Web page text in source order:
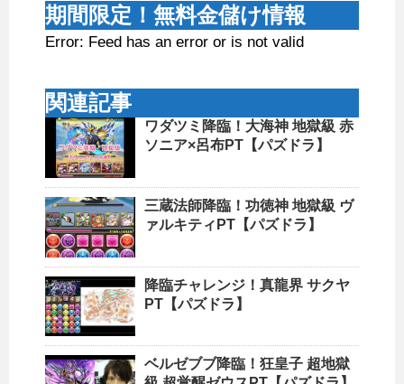
期間限定！無料金儲け情報
Error: Feed has an error or is not valid
関連記事
ワダツミ降臨！大海神 地獄級 赤
ソニア×呂布PT【パズドラ】
三蔵法師降臨！功徳神 地獄級 ヴ
ァルキティPT【パズドラ】
降臨チャレンジ！真龍界 サクヤ
PT【パズドラ】
ベルゼブブ降臨！狂皇子 超地獄